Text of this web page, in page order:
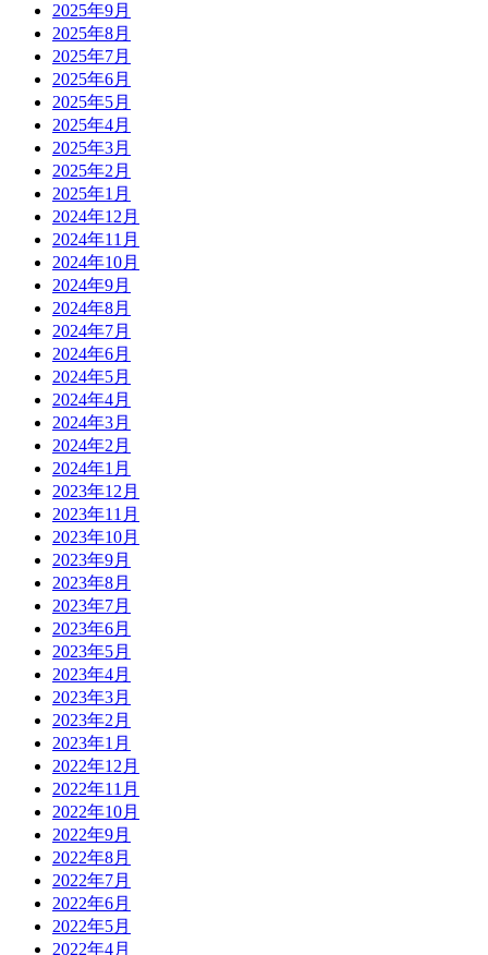
2025年9月
2025年8月
2025年7月
2025年6月
2025年5月
2025年4月
2025年3月
2025年2月
2025年1月
2024年12月
2024年11月
2024年10月
2024年9月
2024年8月
2024年7月
2024年6月
2024年5月
2024年4月
2024年3月
2024年2月
2024年1月
2023年12月
2023年11月
2023年10月
2023年9月
2023年8月
2023年7月
2023年6月
2023年5月
2023年4月
2023年3月
2023年2月
2023年1月
2022年12月
2022年11月
2022年10月
2022年9月
2022年8月
2022年7月
2022年6月
2022年5月
2022年4月